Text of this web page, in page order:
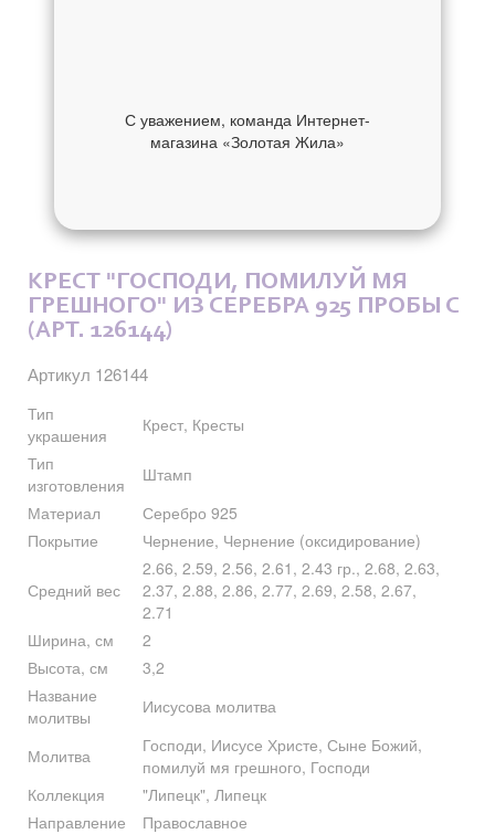
КРЕСТ "ГОСПОДИ, ПОМИЛУЙ МЯ
ГРЕШНОГО" ИЗ СЕРЕБРА 925 ПРОБЫ С
(АРТ. 126144)
Артикул 126144
Тип
украшения
Крест, Кресты
Тип
изготовления
Штамп
Материал
Серебро 925
Покрытие
Чернение, Чернение (оксидирование)
Средний вес
2.66, 2.59, 2.56, 2.61, 2.43 гр., 2.68, 2.63,
2.37, 2.88, 2.86, 2.77, 2.69, 2.58, 2.67,
2.71
Ширина, см
2
Высота, см
3,2
Название
молитвы
Иисусова молитва
Молитва
Господи, Иисусе Христе, Сыне Божий,
помилуй мя грешного, Господи
Коллекция
"Липецк", Липецк
Направление
Православное
С уважением, команда Интернет-
магазина «Золотая Жила»